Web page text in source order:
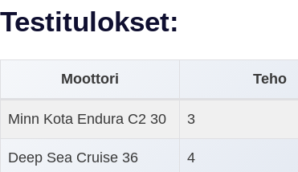
Testitulokset:
Moottori Teho
Minn Kota Endura C2 30 3
Deep Sea Cruise 36 4